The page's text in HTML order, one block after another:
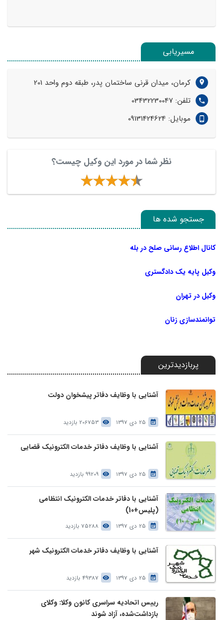
مسیریابی
کرمان، میدان قرنی ساختمان پدر، طبقه دوم واحد 201
تلفن: 03432230047
موبایل: 09131424624
نظر شما در مورد این وکیل چیست؟
جستجو شده ها
کانال اطلاع رسانی صلح در بله
وکیل پایه یک دادگستری
وکیل در تهران
توانمندسازی زنان
پربازدیدترین
آشنایی با وظایف دفاتر پیشخوان دولت
25 دی 1397 206753 بازدید
آشنایی با وظایف دفاتر خدمات الکترونیک قضایی
25 دی 1397 99209 بازدید
آشنایی با دفاتر خدمات الکترونیک انتظامی
(پلیس+10)
25 دی 1397 75288 بازدید
آشنایی با وظایف دفاتر خدمات الکترونیک شهر
25 دی 1397 49387 بازدید
رییس اتحادیه سراسری کانون وکلا: وکلای
بازداشت‌شده، آزاد شوند